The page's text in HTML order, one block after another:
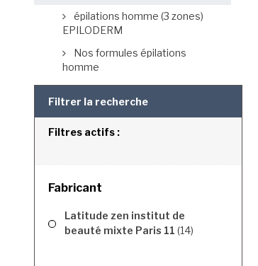
épilations homme (3 zones)
EPILODERM
Nos formules épilations
homme
Filtrer la recherche
Filtres actifs :
Fabricant
Latitude zen institut de
beauté mixte Paris 11 (14)